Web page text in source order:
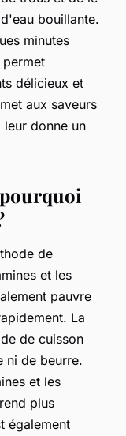
bouillante.
minutes
permet
délicieux et
aux saveurs
donne un
de
et les
pauvre
La
de cuisson
ni de beurre.
et les
plus
également